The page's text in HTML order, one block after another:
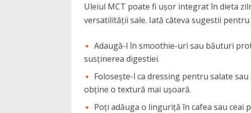
Uleiul MCT poate fi ușor integrat în dieta
versatilității sale. Iată câteva sugestii
Adaugă-l în smoothie-uri sau băuturi
susținerea digestiei.
Folosește-l ca dressing pentru salate
obține o textură mai ușoară.
Poți adăuga o linguriță în cafea sau